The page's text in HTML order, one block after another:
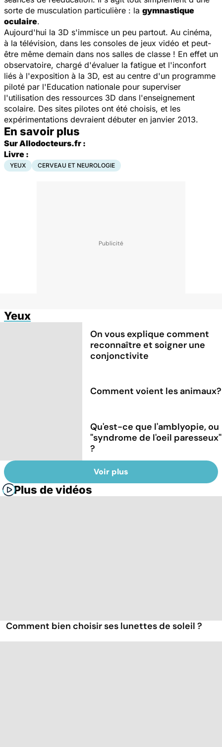
sorte de musculation particulière : la gymnastique
oculaire.
Aujourd'hui la 3D s'immisce un peu partout. Au cinéma,
à la télévision, dans les consoles de jeux vidéo et peut-
être même demain dans nos salles de classe ! En effet un
observatoire, chargé d'évaluer la fatigue et l'inconfort
liés à l'exposition à la 3D, est au centre d'un programme
piloté par l'Education nationale pour superviser
l'utilisation des ressources 3D dans l'enseignement
scolaire. Des sites pilotes ont été choisis, et les
expérimentations devraient débuter en janvier 2013.
En savoir plus
Sur Allodocteurs.fr :
Livre :
YEUX CERVEAU ET NEUROLOGIE
Yeux
On vous explique comment
reconnaître et soigner une
conjonctivite
Comment voient les animaux?
Qu'est-ce que l'amblyopie, ou
"syndrome de l'oeil paresseux"
?
Voir plus
Plus de vidéos
Comment bien choisir ses lunettes de soleil ?